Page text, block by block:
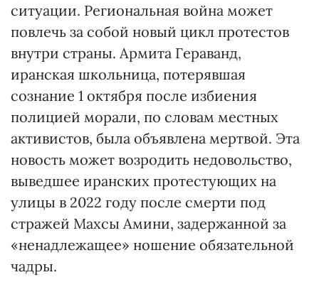
ситуации. Региональная война может
повлечь за собой новый цикл протестов
внутри страны. Армита Гераванд,
иранская школьница, потерявшая
сознание 1 октября после избиения
полицией морали, по словам местных
активистов, была объявлена мертвой. Эта
новость может возродить недовольство,
выведшее иранских протестующих на
улицы в 2022 году после смерти под
стражей Махсы Амини, задержанной за
«ненадлежащее» ношение обязательной
чадры.